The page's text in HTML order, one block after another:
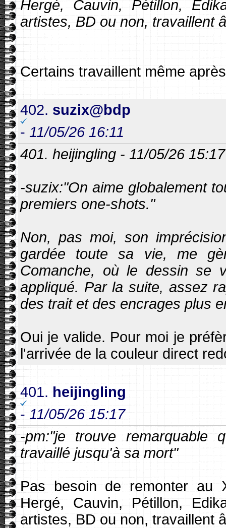
Hergé, Cauvin, Pétillon,
artistes, BD ou non, travaillent
Certains travaillent même
402. suzix@bdp
- 11/05/26 16:11
401. heijingling - 11/05/26 15:17
-suzix:"On aime globalement
premiers one-shots."
Non, pas moi, son
gardée toute sa vie, me
Comanche, où le dessin se
appliqué. Par la suite, assez
des trait et des encrages plus
Oui je valide. Pour moi je
l'arrivée de la couleur direct
401. heijingling
-11/05/26 15:17
-pm:"je trouve remarquable
travaillé jusqu'à sa mort"
Pas besoin de remonter au
Hergé, Cauvin, Pétillon,
artistes, BD ou non, travaillent